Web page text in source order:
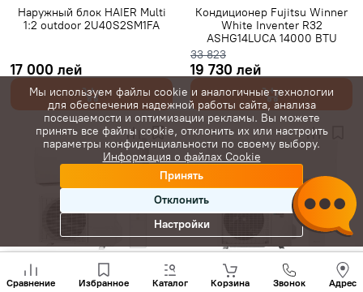
40 м²
45 м² 50 м² 65 м² 70 м²
80 м²
С Wi-Fi
Наружный блок HAIER Multi
1:2 outdoor 2U40S2SM1FA
17 000 лей
Кондиционер Fujitsu Winner
White Inventer R32
ASHG14LUCA 14000 BTU
33 823
19 730 лей
Кондиционер Fujitsu Winner
Кондиционер DAIKIN Inverter
Сравнение Избранное Каталог Корзина Звонок Адрес
нам
+(373)
Мы используем файлы cookie и аналогичные технологии
для обеспечения надежной работы сайта, анализа
посещаемости и оптимизации рекламы. Вы можете
принять все файлы cookie, отклонить их или настроить
параметры конфиденциальности по своему выбору.
Информация о файлах Cookie
Принять
Отклонить
Настройки